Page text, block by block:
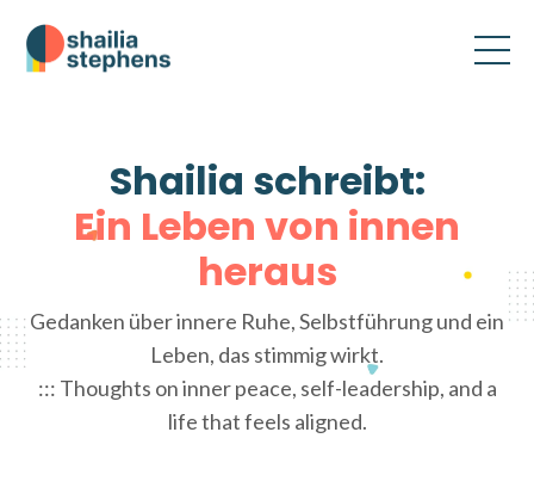
Shailia schreibt:
Ein Leben von innen
heraus
Gedanken über innere Ruhe, Selbstführung und ein
Leben, das stimmig wirkt.
::: Thoughts on inner peace, self-leadership, and a
life that feels aligned.